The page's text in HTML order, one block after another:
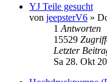
YJ Teile gesucht
von jeepsterV6 »
1 Antworten
15529
Letzter
Sa 28. Okt